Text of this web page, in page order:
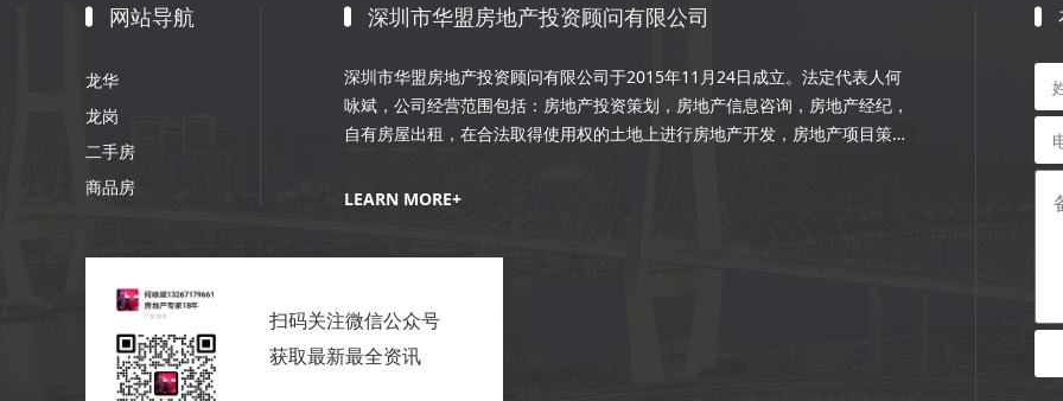
网站导航
龙华
龙岗
二手房
商品房
深圳市华盟房地产投资顾问有限公司
深圳市华盟房地产投资顾问有限公司于2015年11月24日成立。法定代表人何
咏斌，公司经营范围包括：房地产投资策划，房地产信息咨询，房地产经纪，
自有房屋出租，在合法取得使用权的土地上进行房地产开发，房地产项目策
销策划等。
LEARN MORE+
扫码关注微信公众号
获取最新最全资讯